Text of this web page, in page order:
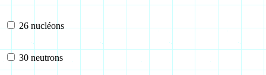
26 nucléons
30 neutrons